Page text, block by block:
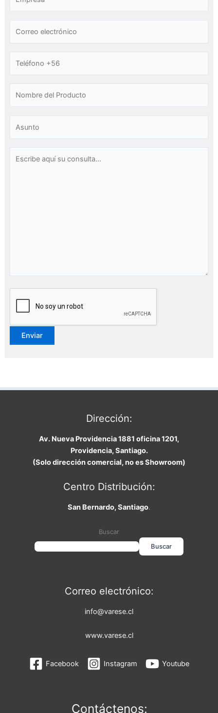
Dirección:
Av. Nueva Providencia 1881 oficina 1201,
Providencia, Santiago.
(Solo dirección comercial, no es Showroom)
Centro Distribución:
San Bernardo, Santiago.
Buscar
Buscar
Correo electrónico:
info@varese.cl
www.varese.cl
Facebook Instagram Youtube
Contáctenos: